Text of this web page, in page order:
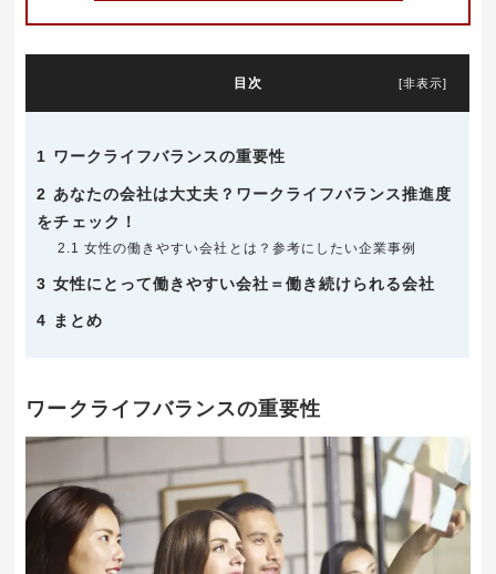
目次 [非表示]
1 ワークライフバランスの重要性
2 あなたの会社は大丈夫？ワークライフバランス推進度
をチェック！
2.1 女性の働きやすい会社とは？参考にしたい企業事例
3 女性にとって働きやすい会社＝働き続けられる会社
4 まとめ
ワークライフバランスの重要性